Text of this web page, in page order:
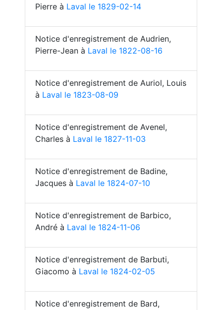
Pierre à Laval le 1829-02-14
Notice d'enregistrement de Audrien,
Pierre-Jean à Laval le 1822-08-16
Notice d'enregistrement de Auriol, Louis
à Laval le 1823-08-09
Notice d'enregistrement de Avenel,
Charles à Laval le 1827-11-03
Notice d'enregistrement de Badine,
Jacques à Laval le 1824-07-10
Notice d'enregistrement de Barbico,
André à Laval le 1824-11-06
Notice d'enregistrement de Barbuti,
Giacomo à Laval le 1824-02-05
Notice d'enregistrement de Bard,